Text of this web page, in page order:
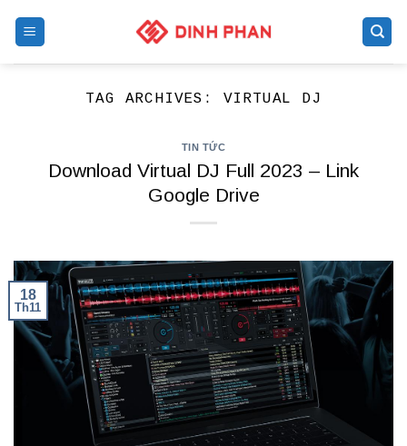
TAG ARCHIVES: VIRTUAL DJ
TIN TỨC
Download Virtual DJ Full 2023 – Link
Google Drive
18
Th11